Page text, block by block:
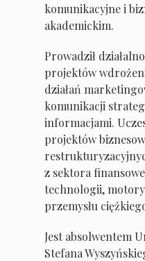
komunikacyjne i
akademickim.
Prowadził
projektów
działań
komunikacji
informacjami.
projektów
z sektora
technologii,
przemysłu
Jest absolwentem
Stefana